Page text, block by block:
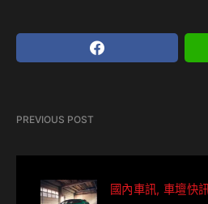
PREVIOUS POST
國內車訊 車壇快訊